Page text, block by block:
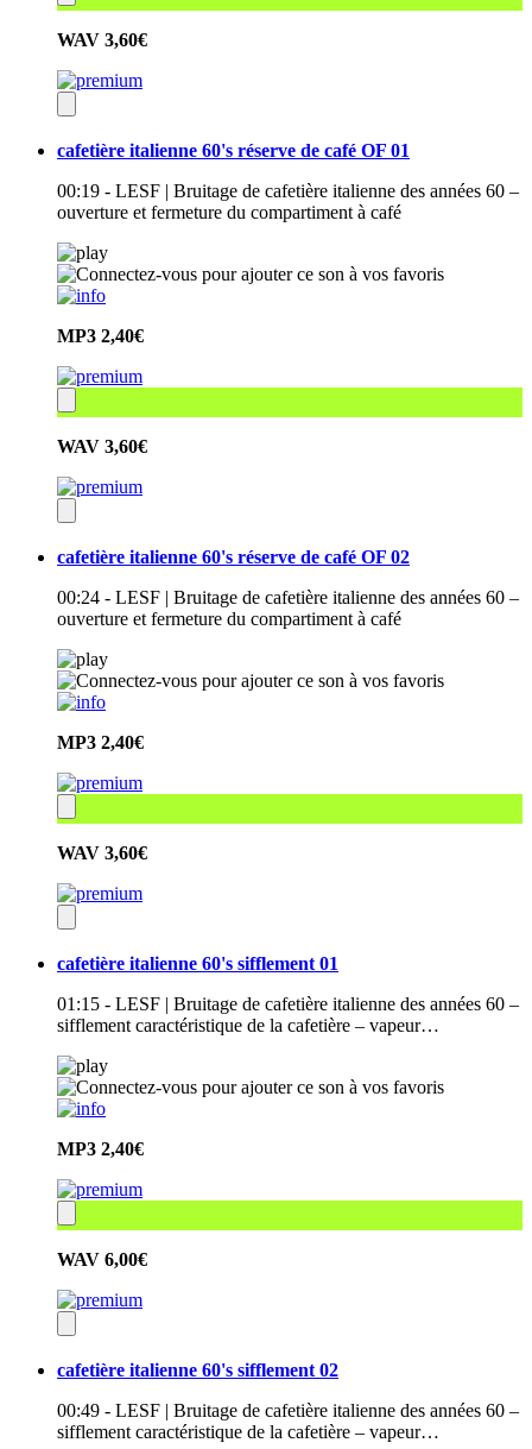
WAV 3,60€
cafetière italienne 60's réserve de café OF 01
00:19 - LESF | Bruitage de cafetière italienne des années 60 –
ouverture et fermeture du compartiment à café
MP3 2,40€
WAV 3,60€
cafetière italienne 60's réserve de café OF 02
00:24 - LESF | Bruitage de cafetière italienne des années 60 –
ouverture et fermeture du compartiment à café
MP3 2,40€
WAV 3,60€
cafetière italienne 60's sifflement 01
01:15 - LESF | Bruitage de cafetière italienne des années 60 –
sifflement caractéristique de la cafetière – vapeur…
MP3 2,40€
WAV 6,00€
cafetière italienne 60's sifflement 02
00:49 - LESF | Bruitage de cafetière italienne des années 60 –
sifflement caractéristique de la cafetière – vapeur…